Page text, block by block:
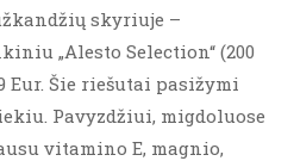
skyriuje –
„Alesto Selection“ (200
Eur. Šie riešutai pasižymi
Pavyzdžiui, migdoluose
vitamino E, magnio,